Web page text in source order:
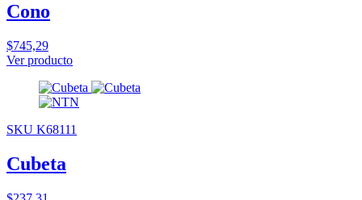
Cono
$745,29
Ver producto
SKU K68111
Cubeta